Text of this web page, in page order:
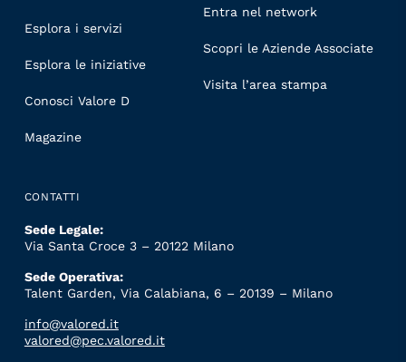
Esplora i servizi
Esplora le iniziative
Conosci Valore D
Magazine
Entra nel network
Scopri le Aziende Associate
Visita l’area stampa
CONTATTI
Sede Legale:
Via Santa Croce 3 – 20122 Milano
Sede Operativa:
Talent Garden, Via Calabiana, 6 – 20139 – Milano
info@valored.it
valored@pec.valored.it